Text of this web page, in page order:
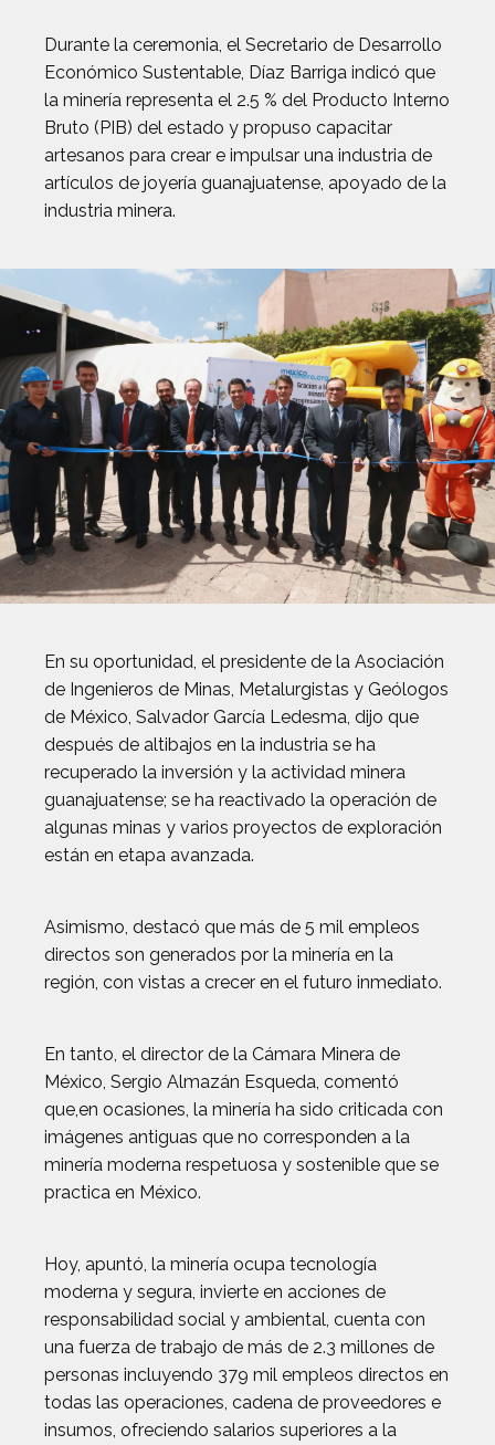
Durante la ceremonia, el Secretario de Desarrollo
Económico Sustentable, Díaz Barriga indicó que
la minería representa el 2.5 % del Producto Interno
Bruto (PIB) del estado y propuso capacitar
artesanos para crear e impulsar una industria de
artículos de joyería guanajuatense, apoyado de la
industria minera.
En su oportunidad, el presidente de la Asociación
de Ingenieros de Minas, Metalurgistas y Geólogos
de México, Salvador García Ledesma, dijo que
después de altibajos en la industria se ha
recuperado la inversión y la actividad minera
guanajuatense; se ha reactivado la operación de
algunas minas y varios proyectos de exploración
están en etapa avanzada.
Asimismo, destacó que más de 5 mil empleos
directos son generados por la minería en la
región, con vistas a crecer en el futuro inmediato.
En tanto, el director de la Cámara Minera de
México, Sergio Almazán Esqueda, comentó
que,en ocasiones, la minería ha sido criticada con
imágenes antiguas que no corresponden a la
minería moderna respetuosa y sostenible que se
practica en México.
Hoy, apuntó, la minería ocupa tecnología
moderna y segura, invierte en acciones de
responsabilidad social y ambiental, cuenta con
una fuerza de trabajo de más de 2.3 millones de
personas incluyendo 379 mil empleos directos en
todas las operaciones, cadena de proveedores e
insumos, ofreciendo salarios superiores a la